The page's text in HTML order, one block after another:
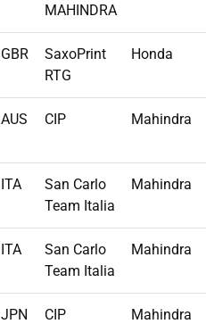
MAHINDRA
GBR
SaxoPrint
RTG
Honda
AUS CIP Mahindra
ITA
San Carlo
Team Italia
Mahindra
ITA
San Carlo
Team Italia
Mahindra
JPN CIP Mahindra